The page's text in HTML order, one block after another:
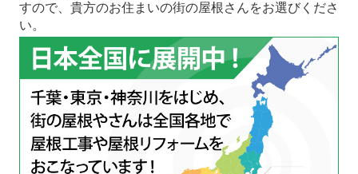
すので、貴方のお住まいの街の屋根さんをお選びくださ
い。